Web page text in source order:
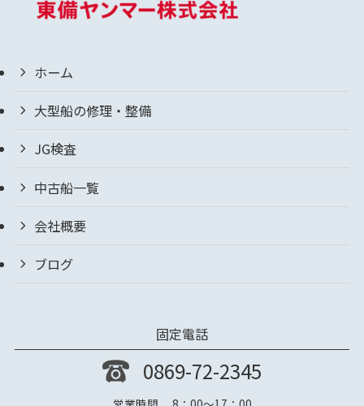
ホーム
大型船の修理・整備
JG検査
中古船一覧
会社概要
ブログ
固定電話
0869-72-2345